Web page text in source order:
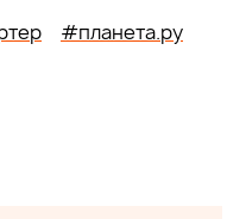
#планета.ру